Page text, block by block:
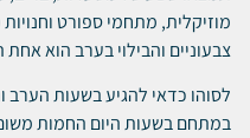
מוזיקלית, מתחמי ספורט
צבעוניים והבילוי בערב הוא
לסוהו כדאי להגיע בשעות
במתחם בשעות היום החמות